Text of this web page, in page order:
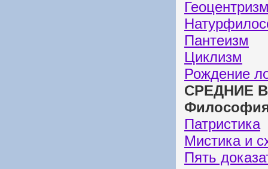
Пантеизм
Циклизм
Рождение
СРЕДНИЕ
Патристика
Мистика и
Пять